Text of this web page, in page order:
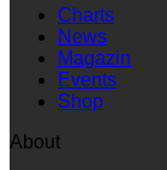
Charts
News
Magazin
Events
Shop
About